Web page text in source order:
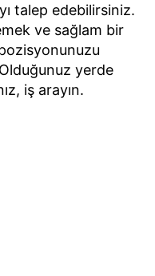
talep edebilirsiniz.
ve sağlam bir
yerde
iş arayın.